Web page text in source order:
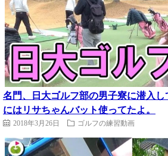
名門、日大ゴルフ部の男子寮に潜入
にはリサちゃんバット使ってたよ。
2018年3月26日 ゴルフの練習動画